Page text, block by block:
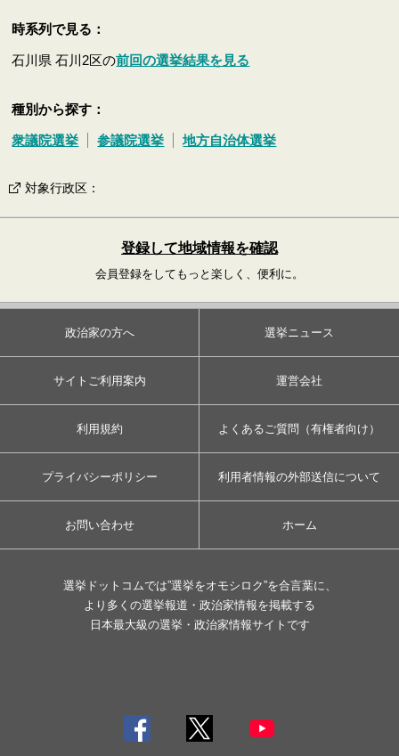
時系列で見る：
石川県 石川2区の前回の選挙結果を見る
種別から探す：
衆議院選挙 参議院選挙 地方自治体選挙
対象行政区 ：
登録して地域情報を確認
会員登録をしてもっと楽しく、便利に。
政治家の方へ 選挙ニュース
サイトご利用案内 運営会社
利用規約 よくあるご質問（有権者向け）
プライバシーポリシー 利用者情報の外部送信について
お問い合わせ ホーム
選挙ドットコムでは”選挙をオモシロク”を合言葉に、
より多くの選挙報道・政治家情報を掲載する
日本最大級の選挙・政治家情報サイトです